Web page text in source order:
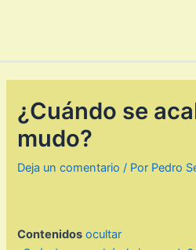
¿Cuándo se
mudo?
Deja un comentario / Por Pedro
Contenidos ocultar